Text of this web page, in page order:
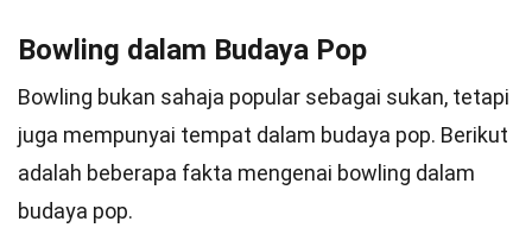
Bowling dalam Budaya Pop
Bowling bukan sahaja popular sebagai sukan, tetapi
juga mempunyai tempat dalam budaya pop. Berikut
adalah beberapa fakta mengenai bowling dalam
budaya pop.